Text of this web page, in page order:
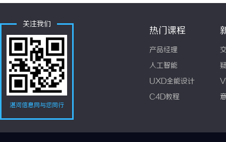
关注我们
湛河信息网与您同行
热门课程
产品经理
人工智能
UXD全能设计
C4D教程